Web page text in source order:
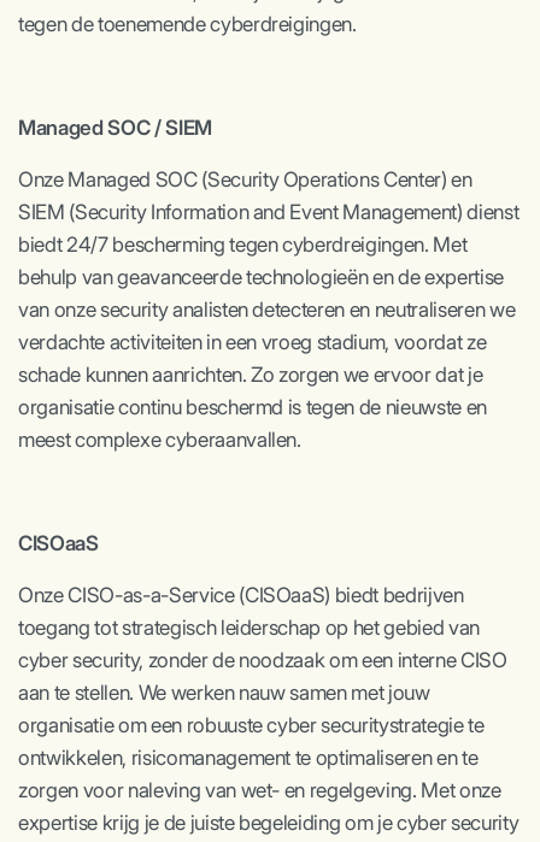
tegen de toenemende cyberdreigingen.
Managed SOC / SIEM
Onze Managed SOC (Security Operations Center) en
SIEM (Security Information and Event Management) dienst
biedt 24/7 bescherming tegen cyberdreigingen. Met
behulp van geavanceerde technologieën en de expertise
van onze security analisten detecteren en neutraliseren we
verdachte activiteiten in een vroeg stadium, voordat ze
schade kunnen aanrichten. Zo zorgen we ervoor dat je
organisatie continu beschermd is tegen de nieuwste en
meest complexe cyberaanvallen.
CISOaaS
Onze CISO-as-a-Service (CISOaaS) biedt bedrijven
toegang tot strategisch leiderschap op het gebied van
cyber security, zonder de noodzaak om een interne CISO
aan te stellen. We werken nauw samen met jouw
organisatie om een robuuste cyber securitystrategie te
ontwikkelen, risicomanagement te optimaliseren en te
zorgen voor naleving van wet- en regelgeving. Met onze
expertise krijg je de juiste begeleiding om je cyber security